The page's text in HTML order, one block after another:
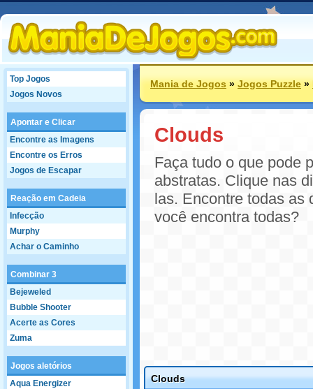
Top Jogos
Jogos Novos
Apontar e Clicar
Encontre as Imagens
Encontre os Erros
Jogos de Escapar
Reação em Cadeia
Infecção
Murphy
Achar o Caminho
Combinar 3
Bejeweled
Bubble Shooter
Acerte as Cores
Zuma
Jogos aletórios
Aqua Energizer
Mania de Jogos»Jogos Puzzle»
Clouds
Faça tudo o que pode
abstratas. Clique nas
las. Encontre todas as
você encontra todas?
Clouds